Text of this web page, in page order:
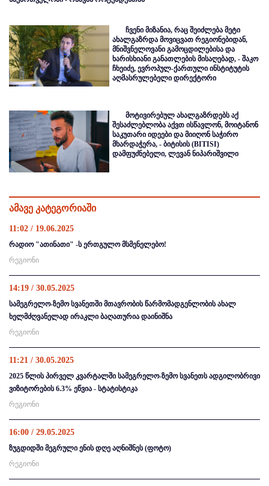
ჩვენი მიზანია, რაც შეიძლება მეტი
ახალგაზრდა მოვიცვათ რეგიონებიდან,
მნიშვნელოვანი გამოცდილებისა და
ხარისხიანი განათლების მისაღებად, - შაკო
ჩხეიძე, ევროპულ-ქართული ინსტიტუტის
აღმასრულებელი დირექტორი
მოტივირებულ ახალგაზრდებს აქ
შესაძლებლობა აქვთ ისწავლონ, მოიტანონ
საკუთარი იდეები და მიიღონ საჭირო
მხარდაჭერა, - ბიტისის (BITISI)
დამფუძნებელი, ლევან ნიპარიშვილი
ამავე კატეგორიაში
11:02 / 19.06.2025
რადიო "ათინათი" -ს ერთგულო მსმენელებო!
რეგიონი
14:19 / 30.05.2025
სამეგრელო-ზემო სვანეთში მთავრობის წარმომადგენლობის ახალ
ხელმძღვანელად ირაკლი ბაღათურია დაინიშნა
რეგიონი
11:21 / 30.05.2025
2025 წლის პირველ კვარტალში სამეგრელო-ზემო სვანეთს ადგილობრივი
ვიზიტორების 6.3% ეწვია - სტატისტიკა
რეგიონი
16:00 / 29.05.2025
ზუგდიდში მეგრული ენის დღე აღნიშნეს (ფოტო)
რეგიონი